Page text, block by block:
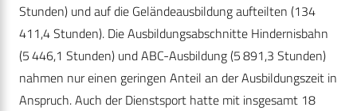
Stunden) und auf die Geländeausbildung aufteilten (134
411,4 Stunden). Die Ausbildungsabschnitte Hindernisbahn
(5 446,1 Stunden) und ABC-Ausbildung (5 891,3 Stunden)
nahmen nur einen geringen Anteil an der Ausbildungszeit in
Anspruch. Auch der Dienstsport hatte mit insgesamt 18